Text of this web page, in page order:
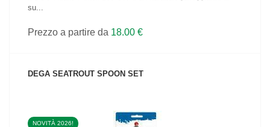
su...
Prezzo a partire da 18.00 €
DEGA SEATROUT SPOON SET
NOVITÀ 2026!